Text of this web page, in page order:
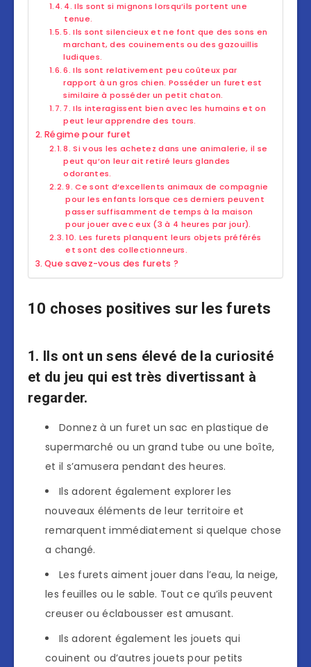
4. Ils sont si mignons lorsqu’ils portent une
tenue.
5. Ils sont silencieux et ne font que des sons en
marchant, des couinements ou des gazouillis
ludiques.
6. Ils sont relativement peu coûteux par
rapport à un gros chien. Posséder un furet est
similaire à posséder un petit chaton.
7. Ils interagissent bien avec les humains et on
peut leur apprendre des tours.
Régime pour furet
8. Si vous les achetez dans une animalerie, il se
peut qu’on leur ait retiré leurs glandes
odorantes.
9. Ce sont d’excellents animaux de compagnie
pour les enfants lorsque ces derniers peuvent
passer suffisamment de temps à la maison
pour jouer avec eux (3 à 4 heures par jour).
10. Les furets planquent leurs objets préférés
et sont des collectionneurs.
Que savez-vous des furets ?
10 choses positives sur les furets
1. Ils ont un sens élevé de la curiosité
et du jeu qui est très divertissant à
regarder.
Donnez à un furet un sac en plastique de
supermarché ou un grand tube ou une boîte,
et il s’amusera pendant des heures.
Ils adorent également explorer les
nouveaux éléments de leur territoire et
remarquent immédiatement si quelque chose
a changé.
Les furets aiment jouer dans l’eau, la neige,
les feuilles ou le sable. Tout ce qu’ils peuvent
creuser ou éclabousser est amusant.
Ils adorent également les jouets qui
couinent ou d’autres jouets pour petits